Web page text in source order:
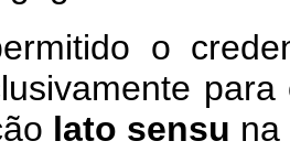
o
lato sensu na